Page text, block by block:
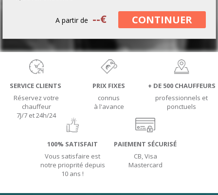
A partir de --€ CONTINUER
SERVICE CLIENTS
Réservez votre
chauffeur
7J/7 et 24h/24
PRIX FIXES
connus
à l'avance
+ DE 500 CHAUFFEURS
professionnels et
ponctuels
100% SATISFAIT
Vous satisfaire est
notre prioprité depuis
10 ans !
PAIEMENT SÉCURISÉ
CB, Visa
Mastercard